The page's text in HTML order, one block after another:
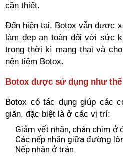
cần thiết.
Đến hiện tại, Botox vẫn được
làm đẹp an toàn đối với sức
trong thời kì mang thai và
nên tiêm Botox.
Botox được sử dụng như thế
Botox có tác dụng giúp các
giãn, đặc biệt là ở các vị trí:
Giảm vết nhăn, chân chim ở
Các nếp nhăn giữa đường
Nếp nhăn ở trán.